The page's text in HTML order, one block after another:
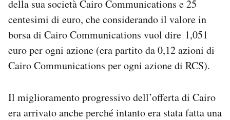
della sua società Cairo Communications e 25
centesimi di euro, che considerando il valore in
borsa di Cairo Communications vuol dire 1,051
euro per ogni azione (era partito da 0,12 azioni di
Cairo Communications per ogni azione di RCS).
Il miglioramento progressivo dell’offerta di Cairo
era arrivato anche perché intanto era stata fatta una